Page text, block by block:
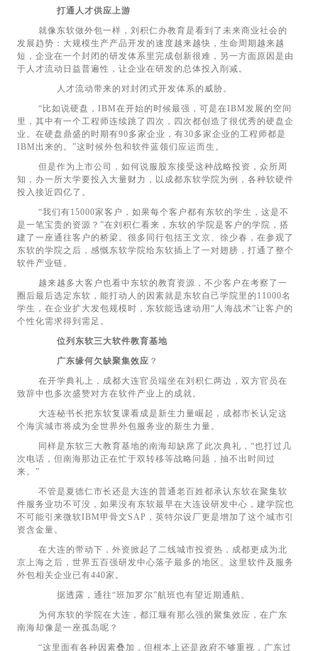
打通人才供应上游
就像东软做外包一样，刘积仁办教育是看到了未来商业社会的
发展趋势：大规模生产产品开发的速度越来越快，生命周期越来越
短，企业在一个封闭的研发体系里完成创新很难，另一方面原因是由
于人才流动日益普遍性，让企业在研发的总体投入削减。
人才流动带来的对封闭式开发体系的威胁。
“比如说硬盘，IBM在开始的时候最强，可是在IBM发展的空间
里，其中有一个工程师连续跳了四次，四次都创造了很优秀的硬盘企
业。在硬盘鼎盛的时期有90多家企业，有30多家企业的工程师都是
IBM出来的。”这时候外包和软件蓝领们应运而生。
但是作为上市公司，如何说服股东接受这种战略投资，众所周
知，办一所大学要投入大量财力，以成都东软学院为例，各种软硬件
投入接近四亿了。
“我们有15000家客户，如果每个客户都有东软的学生，这是不
是一笔宝贵的资源？”在刘积仁看来，东软的学院是客户的学院，搭
建了一座通往客户的桥梁。很多同行包括王文京、徐少春，在参观了
东软的学院之后，感慨东软学院给东软插上了一对翅膀，打通了整个
软件产业链。
越来越多大客户也看中东软的教育资源，不少客户在考察了一
圈后最后选定东软，能打动人的因素就是东软自己学院里的11000名
学生，在企业扩大发包规模时，东软能迅速动用“人海战术”让客户的
个性化需求得到需足。
位列东软三大软件教育基地
广东缘何欠缺聚集效应 ？
在开学典礼上，成都大连官员端坐在刘积仁两边，双方官员在
致辞中也多次盛赞对方在软件产业上的成就。
大连秘书长把东软复课看成是新生力量崛起，成都市长认定这
个海滨城市将成为全世界外包服务业的新生力量。
同样是东软三大教育基地的南海却缺席了此次典礼，“也打过几
次电话，但南海那边正在忙于双转移等战略问题，抽不出时间过
来。”
不管是夏德仁市长还是大连的普通老百姓都承认东软在聚集软
件服务业功不可没，如果没有东软最早在大连设研发中心，建学院也
不可能引来微软IBM甲骨文SAP，英特尔设厂更是增加了这个城市引
资含金量。
在大连的带动下，外资掀起了二线城市投资热，成都更成为北
京上海之后，世界五百强研发中心落子最多的地区。这里软件及服务
外包相关企业已有440家。
据透露，通往“班加罗尔”航班也有望近期通航。
为何东软的学院在大连，都江堰有那么强的聚集效应，在广东
南海却像是一座孤岛呢？
“这里面有各种因素叠加，但根本上还是政府不够重视，广东过